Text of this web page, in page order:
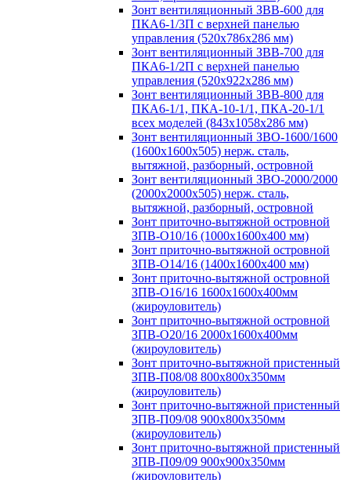
Зонт вентиляционный ЗВВ-600 для
ПКА6-1/3П с верхней панелью
управления (520х786х286 мм)
Зонт вентиляционный ЗВВ-700 для
ПКА6-1/2П с верхней панелью
управления (520х922х286 мм)
Зонт вентиляционный ЗВВ-800 для
ПКА6-1/1, ПКА-10-1/1, ПКА-20-1/1
всех моделей (843х1058х286 мм)
Зонт вентиляционный ЗВО-1600/1600
(1600х1600х505) нерж. сталь,
вытяжной, разборный, островной
Зонт вентиляционный ЗВО-2000/2000
(2000х2000х505) нерж. сталь,
вытяжной, разборный, островной
Зонт приточно-вытяжной островной
ЗПВ-О10/16 (1000х1600х400 мм)
Зонт приточно-вытяжной островной
ЗПВ-О14/16 (1400х1600х400 мм)
Зонт приточно-вытяжной островной
ЗПВ-О16/16 1600х1600х400мм
(жироуловитель)
Зонт приточно-вытяжной островной
ЗПВ-О20/16 2000х1600х400мм
(жироуловитель)
Зонт приточно-вытяжной пристенный
ЗПВ-П08/08 800х800х350мм
(жироуловитель)
Зонт приточно-вытяжной пристенный
ЗПВ-П09/08 900х800х350мм
(жироуловитель)
Зонт приточно-вытяжной пристенный
ЗПВ-П09/09 900х900х350мм
(жироуловитель)